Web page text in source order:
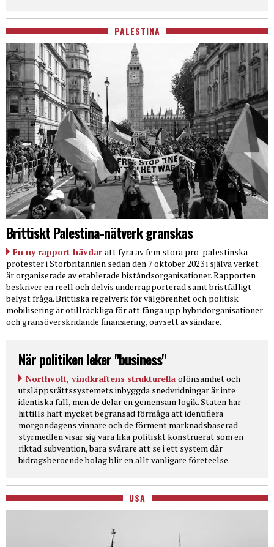
PALESTINA
Brittiskt Palestina-nätverk granskas
En ny rapport hävdar att fyra av fem stora pro-palestinska
protester i Storbritannien sedan den 7 oktober 2023 i själva verket
är organiserade av etablerade biståndsorganisationer. Rapporten
beskriver en reell och delvis underrapporterad samt bristfälligt
belyst fråga. Brittiska regelverk för välgörenhet och politisk
mobilisering är otillräckliga för att fånga upp hybridorganisationer
och gränsöverskridande finansiering, oavsett avsändare.
När politiken leker "business"
Northvolt, vindkraftens strukturella olönsamhet och
utsläppsrättssystemets inbyggda snedvridningar är inte
identiska fall, men de delar en gemensam logik. Staten har
hittills haft mycket begränsad förmåga att identifiera
morgondagens vinnare och de förment marknadsbaserad
styrmedlen visar sig vara lika politiskt konstruerat som en
riktad subvention, bara svårare att se i ett system där
bidragsberoende bolag blir en allt vanligare företeelse.
USA